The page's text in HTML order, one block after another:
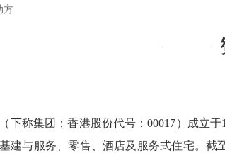
方
下称集团；香港股份代号：00017）成立
建与服务、零售、酒店及服务式住宅。截